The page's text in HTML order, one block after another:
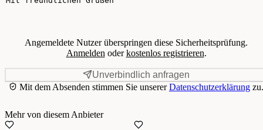
Angemeldete Nutzer überspringen diese Sicherheitsprüfung.
Anmelden oderkostenlos registrieren.
Unverbindlich anfragen
Mit dem Absenden stimmen Sie unsererDatenschutzerklärung zu.
Mehr von diesem Anbieter